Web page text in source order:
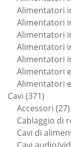
Alimentatori
Alimentatori
Alimentatori
Alimentatori
Alimentatori
Alimentatori
Alimentatori
Cavi 371371
prodotti
Accessori 2727
Cablaggio di
Cavi di